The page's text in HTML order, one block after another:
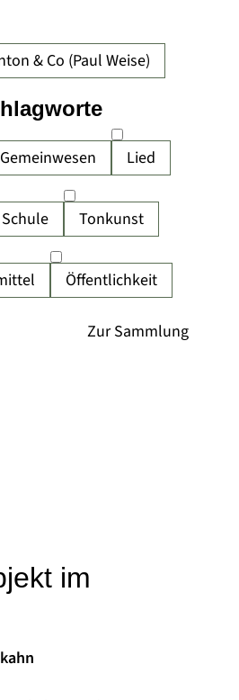
& Co (Paul Weise)
Gemeinwesen Lied
Schule Tonkunst
Öffentlichkeit
im